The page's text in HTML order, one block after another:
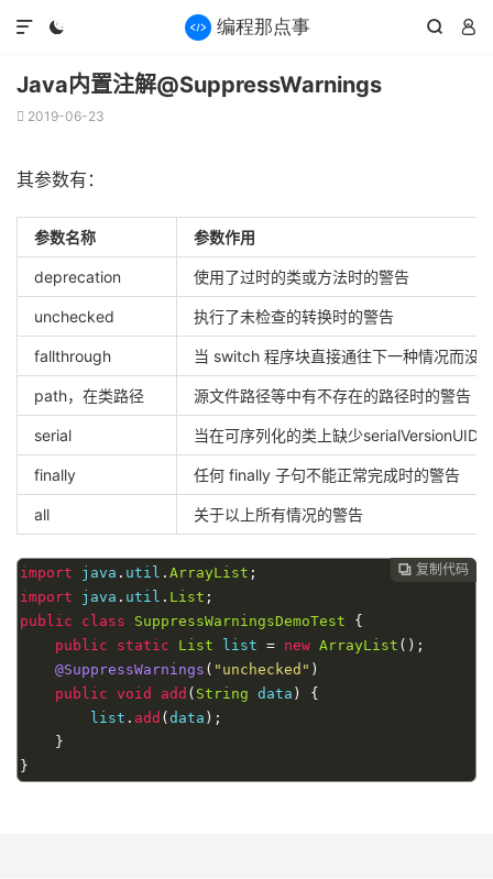
  

Java内置注解@SuppressWarnings
 2019-06-23
其参数有：
参数名称 参数作用
deprecation 使用了过时的类或方法时的警告
unchecked 执行了未检查的转换时的警告
fallthrough 当 switch 程序块直接通往下一种情况而没
path，在类路径 源文件路径等中有不存在的路径时的警告
serial 当在可序列化的类上缺少serialVersionUID
finally 任何 finally 子句不能正常完成时的警告
all 关于以上所有情况的警告
 复制代码
import java . util . ArrayList ;
import java . util . List ;
public
class SuppressWarningsDemoTest
{
public
static List list = new ArrayList ();
@SuppressWarnings ( "unchecked" )
public void add ( String data )
{
list . add ( data );
}
}